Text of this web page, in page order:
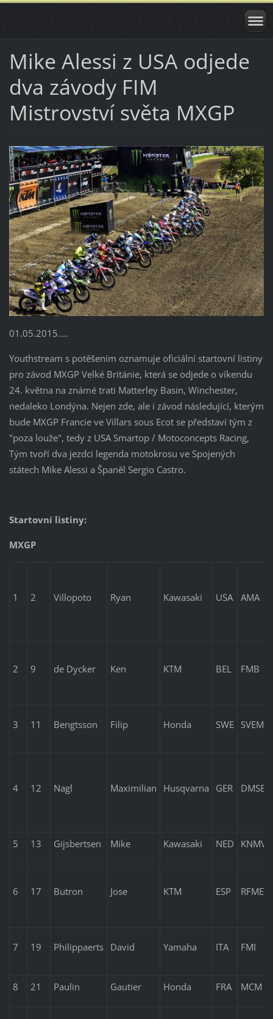
Mike Alessi z USA odjede
dva závody FIM
Mistrovství světa MXGP
01.05.2015....
Youthstream s potěšením oznamuje oficiální startovní listiny
pro závod MXGP Velké Británie, která se odjede o víkendu
24. května na známé trati Matterley Basin, Winchester,
nedaleko Londýna. Nejen zde, ale i závod následující, kterým
bude MXGP Francie ve Villars sous Ecot se představí tým z
"poza louže", tedy z USA Smartop / Motoconcepts Racing,
Tým tvoří dva jezdci legenda motokrosu ve Spojených
státech Mike Alessi a Španěl Sergio Castro.
Startovní listiny:
MXGP
1 2 Villopoto Ryan Kawasaki USA AMA
2 9 de Dycker Ken KTM BEL FMB
3 11 Bengtsson Filip Honda SWE SVEMO
4 12 Nagl Maximilian Husqvarna GER DMSB
5 13 Gijsbertsen Mike Kawasaki NED KNMV
6 17 Butron Jose KTM ESP RFME
7 19 Philippaerts David Yamaha ITA FMI
8 21 Paulin Gautier Honda FRA MCM